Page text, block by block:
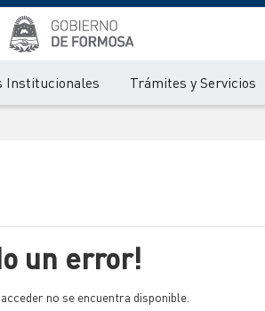
Institucionales Trámites y Servicios
un error!
no se encuentra disponible.